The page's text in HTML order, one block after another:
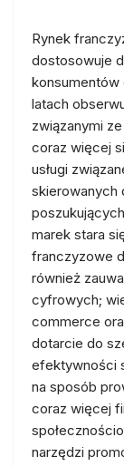
Rynek
dostosowuje
konsumentów
latach
związanymi
coraz więcej
usługi
skierowanych
marek stara
franczyzowe
również
cyfrowych;
commerce
dotarcie do
efektywności
na sposób
coraz więcej
narzędzi